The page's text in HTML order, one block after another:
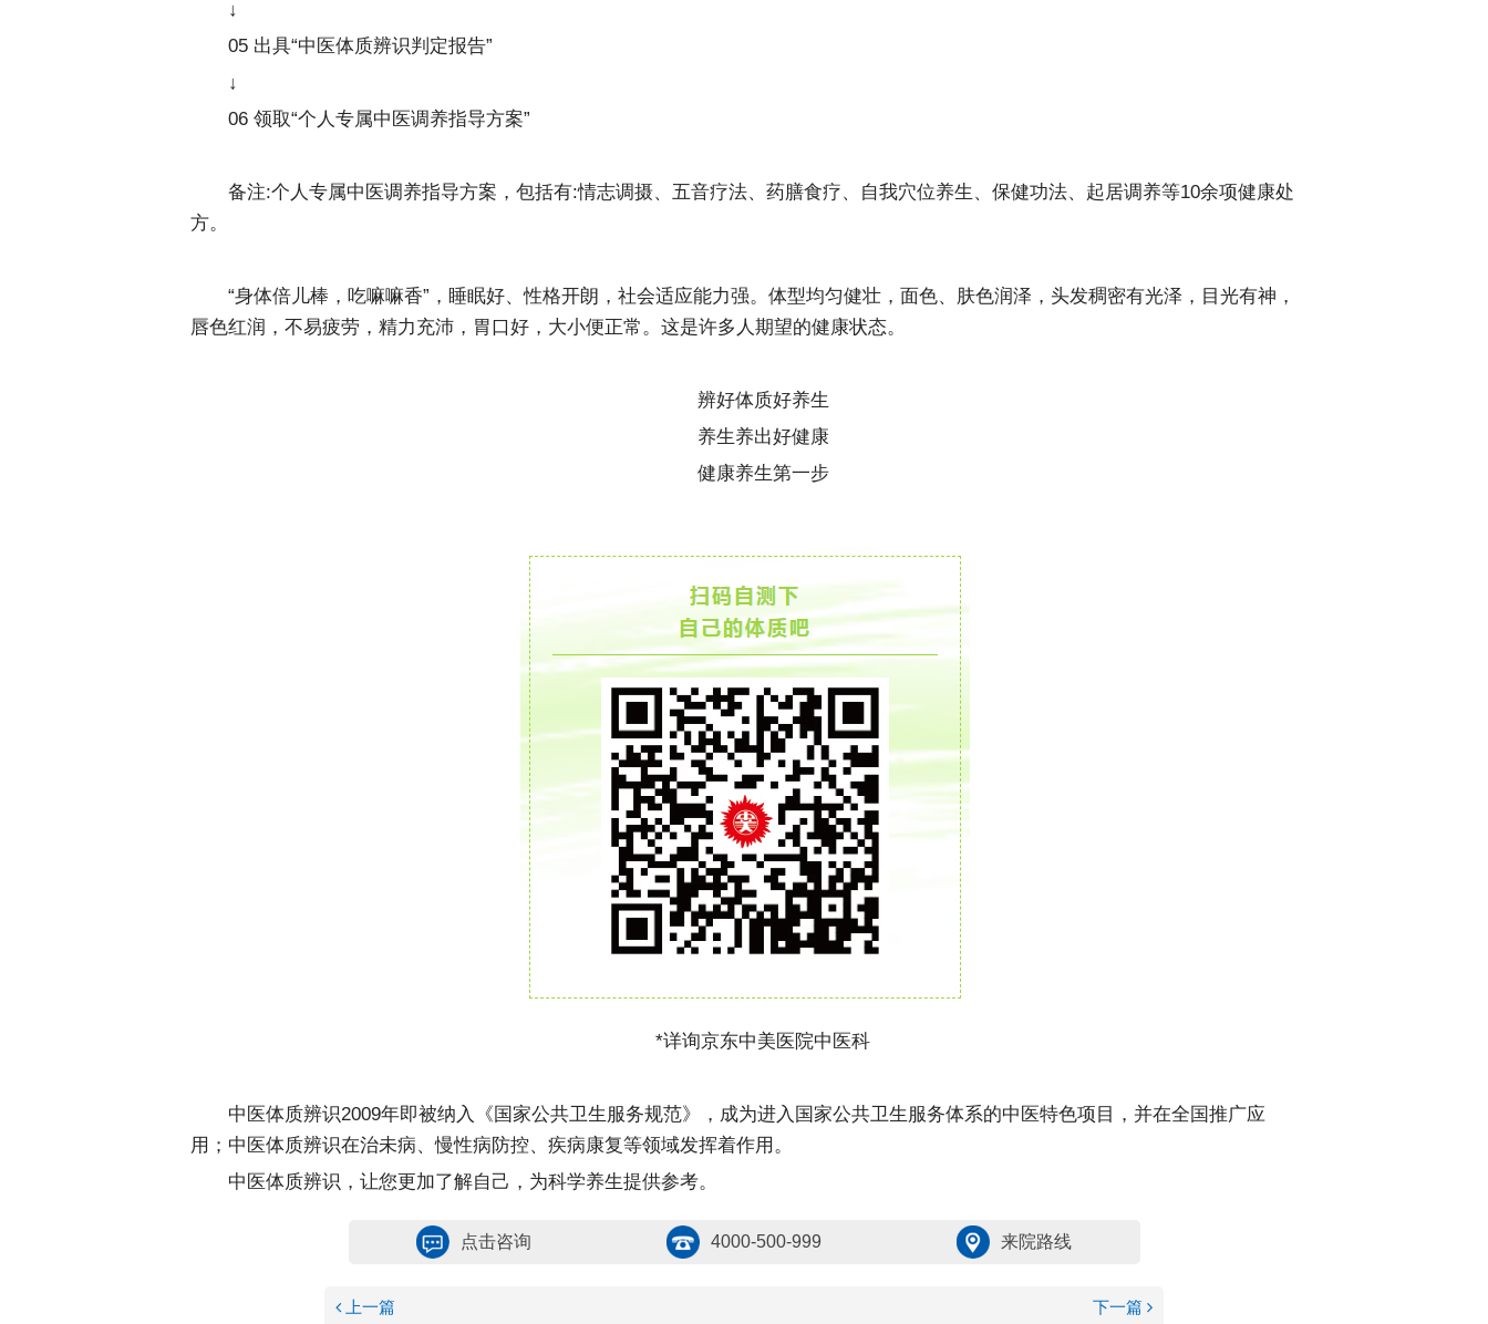
↓
05 出具“中医体质辨识判定报告”
↓
06 领取“个人专属中医调养指导方案”
备注:个人专属中医调养指导方案，包括有:情志调摄、五音疗法、药膳食疗、自我穴位养生、保健功法、起居调养等10余项健康处
方。
“身体倍儿棒，吃嘛嘛香”，睡眠好、性格开朗，社会适应能力强。体型均匀健壮，面色、肤色润泽，头发稠密有光泽，目光有神，
唇色红润，不易疲劳，精力充沛，胃口好，大小便正常。这是许多人期望的健康状态。
辨好体质好养生
养生养出好健康
健康养生第一步
*详询京东中美医院中医科
中医体质辨识2009年即被纳入《国家公共卫生服务规范》，成为进入国家公共卫生服务体系的中医特色项目，并在全国推广应
用；中医体质辨识在治未病、慢性病防控、疾病康复等领域发挥着作用。
中医体质辨识，让您更加了解自己，为科学养生提供参考。
点击咨询 4000-500-999 来院路线
上一篇 下一篇